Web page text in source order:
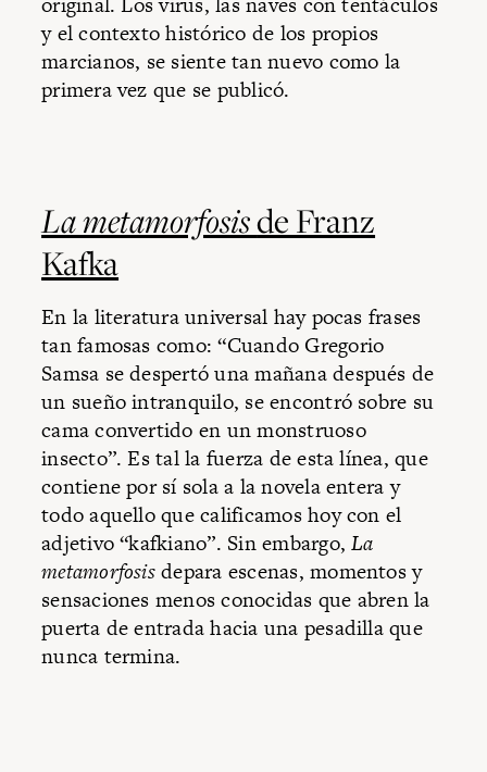
y el contexto histórico de los propios
marcianos, se siente tan nuevo como la
primera vez que se publicó.
La metamorfosisde Franz
Kafka
En la literatura universal hay pocas frases
tan famosas como: “Cuando Gregorio
Samsa se despertó una mañana después de
un sueño intranquilo, se encontró sobre su
cama convertido en un monstruoso
insecto”. Es tal la fuerza de esta línea, que
contiene por sí sola a la novela entera y
todo aquello que calificamos hoy con el
adjetivo “kafkiano”. Sin embargo,La
metamorfosisdepara escenas, momentos y
sensaciones menos conocidas que abren la
puerta de entrada hacia una pesadilla que
nunca termina.